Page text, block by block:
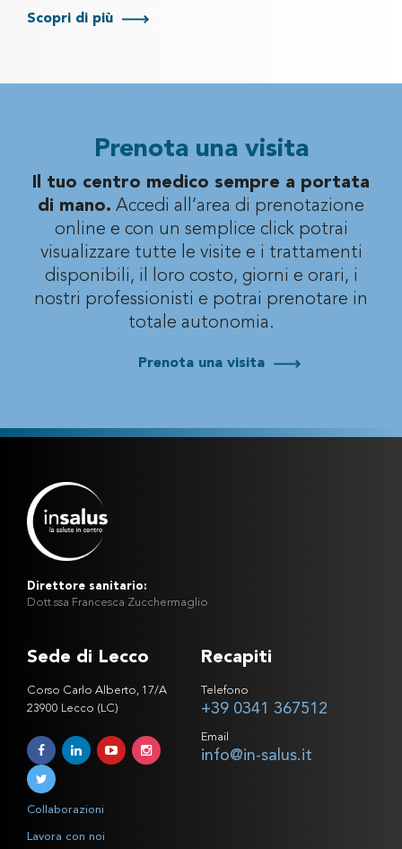
Scopri di più
Prenota una visita
Il tuo centro medico sempre a portata
di mano. Accedi all’area di prenotazione
online e con un semplice click potrai
visualizzare tutte le visite e i trattamenti
disponibili, il loro costo, giorni e orari, i
nostri professionisti e potrai prenotare in
totale autonomia.
Prenota una visita
Direttore sanitario:
Dott.ssa Francesca Zucchermaglio
Sede di Lecco
Corso Carlo Alberto, 17/A
23900 Lecco (LC)
Collaborazioni
Lavora con noi
Recapiti
Telefono
+39 0341 367512
Email
info@in-salus.it